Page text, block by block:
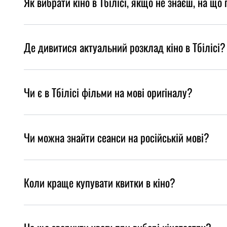
Де дивитися актуальний розклад кіно в Тбілісі?
Чи є в Тбілісі фільми на мові оригіналу?
Чи можна знайти сеанси на російській мові?
Коли краще купувати квитки в кіно?